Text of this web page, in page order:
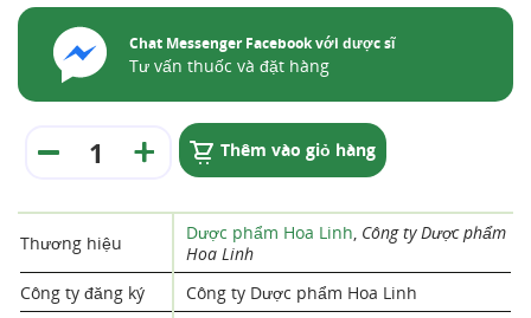
Chat Messenger Facebook với dược sĩ
Tư vấn thuốc và đặt hàng
Thêm vào giỏ hàng
Thương hiệu Dược phẩm Hoa Linh, Công ty Dược phẩm
Hoa Linh
Công ty đăng ký
Công ty Dược phẩm Hoa Linh